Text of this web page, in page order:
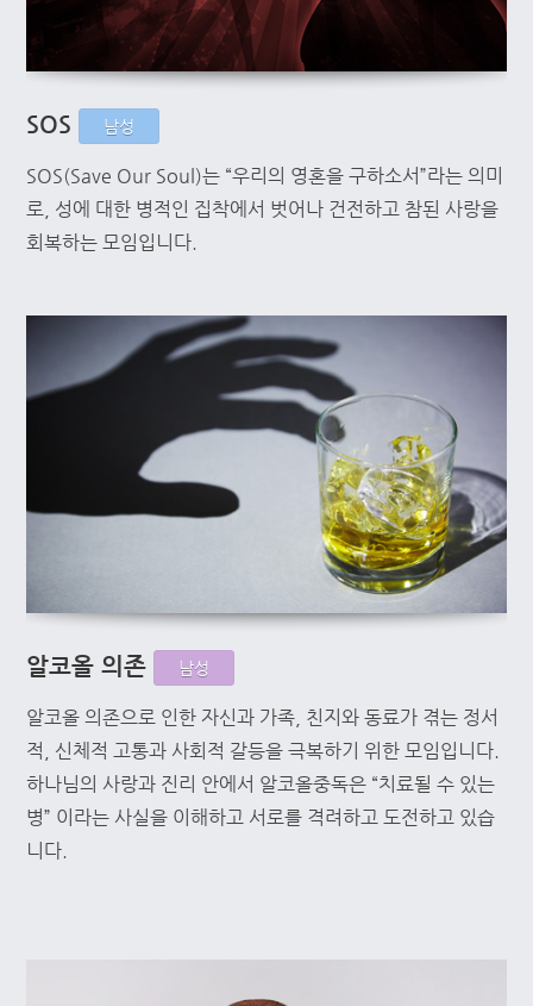
SOS 남성
SOS(Save Our Soul)는 “우리의 영혼을 구하소서”라는 의미
로, 성에 대한 병적인 집착에서 벗어나 건전하고 참된 사랑을
회복하는 모임입니다.
알코올 의존 남성
알코올 의존으로 인한 자신과 가족, 친지와 동료가 겪는 정서
적, 신체적 고통과 사회적 갈등을 극복하기 위한 모임입니다.
하나님의 사랑과 진리 안에서 알코올중독은 “치료될 수 있는
병” 이라는 사실을 이해하고 서로를 격려하고 도전하고 있습
니다.